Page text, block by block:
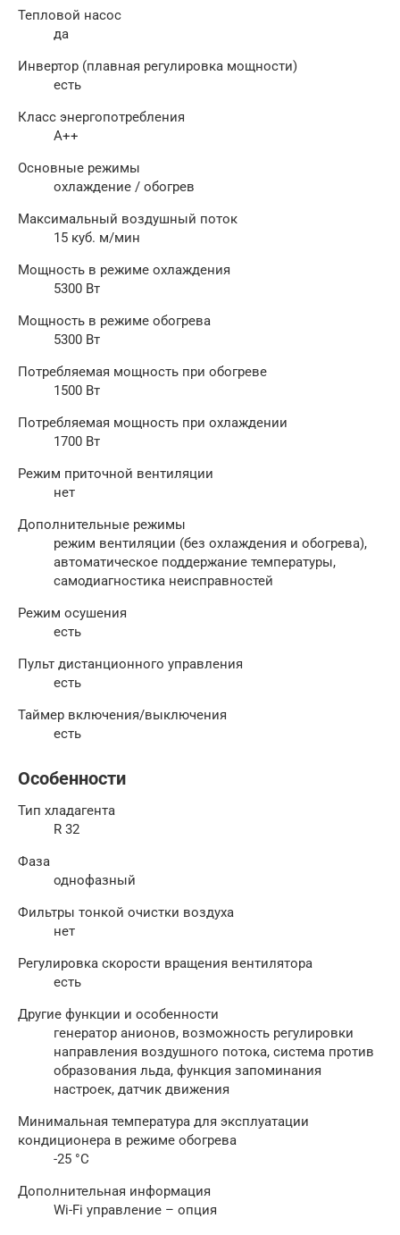
Тепловой насос
да
Инвертор (плавная регулировка мощности)
есть
Класс энергопотребления
A++
Основные режимы
охлаждение / обогрев
Максимальный воздушный поток
15 куб. м/мин
Мощность в режиме охлаждения
5300 Вт
Мощность в режиме обогрева
5300 Вт
Потребляемая мощность при обогреве
1500 Вт
Потребляемая мощность при охлаждении
1700 Вт
Режим приточной вентиляции
нет
Дополнительные режимы
режим вентиляции (без охлаждения и обогрева),
автоматическое поддержание температуры,
самодиагностика неисправностей
Режим осушения
есть
Пульт дистанционного управления
есть
Таймер включения/выключения
есть
Особенности
Тип хладагента
R 32
Фаза
однофазный
Фильтры тонкой очистки воздуха
нет
Регулировка скорости вращения вентилятора
есть
Другие функции и особенности
генератор анионов, возможность регулировки
направления воздушного потока, система против
образования льда, функция запоминания
настроек, датчик движения
Минимальная температура для эксплуатации
кондиционера в режиме обогрева
-25 °С
Дополнительная информация
Wi-Fi управление – опция